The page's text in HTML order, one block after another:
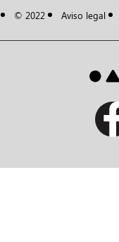
© 2022 Aviso legal